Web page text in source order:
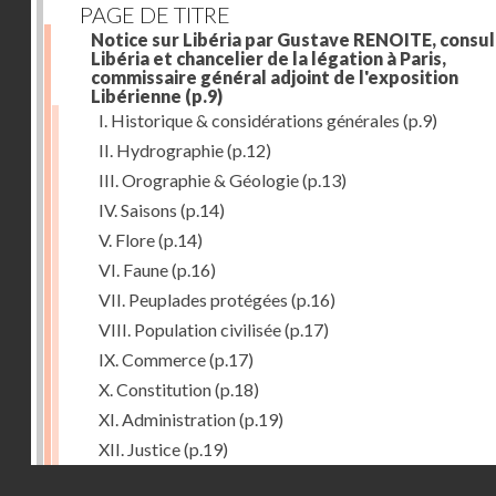
PAGE DE TITRE
Notice sur Libéria par Gustave RENOITE,
Libéria et chancelier de la légation à Paris,
commissaire général adjoint de l'exposition
Libérienne (p.9)
I. Historique & considérations générales (p.9)
II. Hydrographie(p.12)
III. Orographie & Géologie(p.13)
IV. Saisons (p.14)
V. Flore(p.14)
VI. Faune(p.16)
VII. Peuplades protégées (p.16)
VIII. Population civilisée(p.17)
IX. Commerce(p.17)
X. Constitution(p.18)
XI. Administration(p.19)
XII. Justice(p.19)